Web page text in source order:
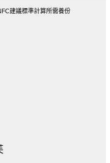
建議標準計算所需養份